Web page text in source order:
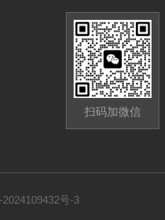
扫码加微信
号-3